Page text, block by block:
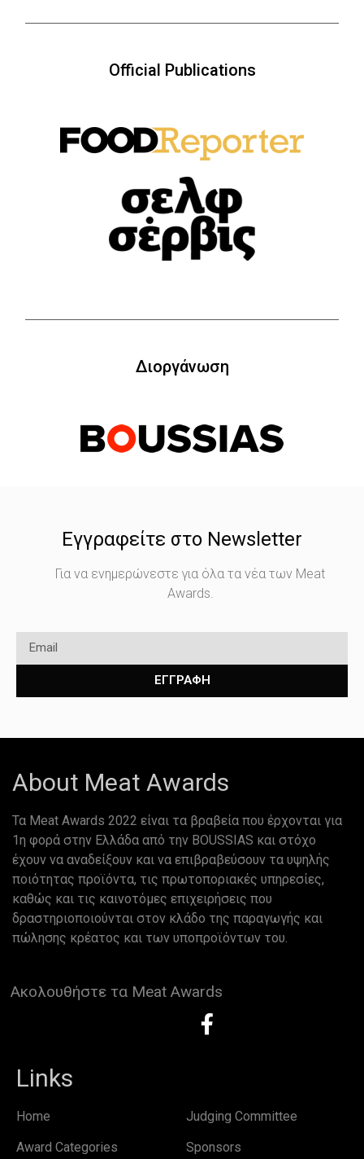
Official Publications
Διοργάνωση
Εγγραφείτε στο Newsletter
Για να ενημερώνεστε για όλα τα νέα των Meat
Awards.
ΕΓΓΡΑΦΗ
About Meat Awards
Τα Meat Awards 2022 είναι τα βραβεία που έρχονται για
1η φορά στην Ελλάδα από την BOUSSIAS και στόχο
έχουν να αναδείξουν και να επιβραβεύσουν τα υψηλής
ποιότητας προϊόντα, τις πρωτοποριακές υπηρεσίες,
καθώς και τις καινοτόμες επιχειρήσεις που
δραστηριοποιούνται στον κλάδο της παραγωγής και
πώλησης κρέατος και των υποπροϊόντων του.
Ακολουθήστε τα Meat Awards
Links
Home
Award Categories
Judging Committee
Sponsors